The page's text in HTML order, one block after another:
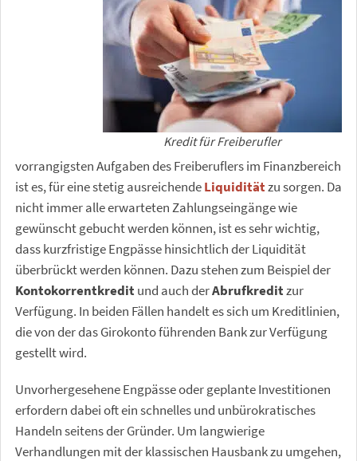
Kredit für Freiberufler
vorrangigsten Aufgaben des Freiberuflers im Finanzbereich
ist es, für eine stetig ausreichendeLiquiditätzu sorgen. Da
nicht immer alle erwarteten Zahlungseingänge wie
gewünscht gebucht werden können, ist es sehr wichtig,
dass kurzfristige Engpässe hinsichtlich der Liquidität
überbrückt werden können. Dazu stehen zum Beispiel der
Kontokorrentkredit und auch derAbrufkreditzur
Verfügung. In beiden Fällen handelt es sich um Kreditlinien,
die von der das Girokonto führenden Bank zur Verfügung
gestellt wird.
Unvorhergesehene Engpässe oder geplante Investitionen
erfordern dabei oft ein schnelles und unbürokratisches
Handeln seitens der Gründer. Um langwierige
Verhandlungen mit der klassischen Hausbank zu umgehen,